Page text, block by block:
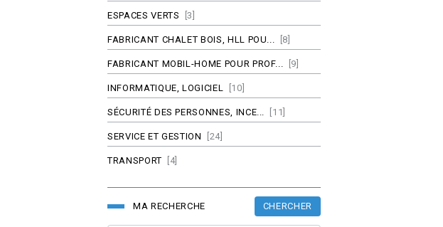
ESPACES VERTS [3]
FABRICANT CHALET BOIS, HLL POU... [8]
FABRICANT MOBIL-HOME POUR PROF... [9]
INFORMATIQUE, LOGICIEL [10]
SÉCURITÉ DES PERSONNES, INCE... [11]
SERVICE ET GESTION [24]
TRANSPORT [4]
MA RECHERCHE CHERCHER